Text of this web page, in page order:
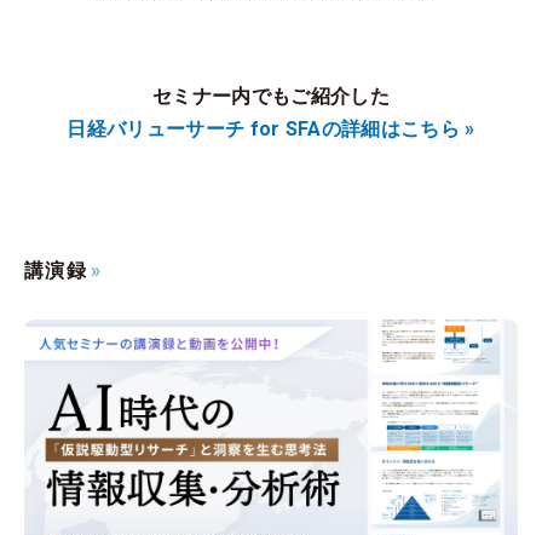
セミナー内でもご紹介した
日経バリューサーチ for SFAの詳細はこちら »
講演録